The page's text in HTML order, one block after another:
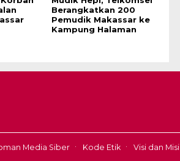
Berangkatkan 200
Pemudik Makassar ke
Kampung Halaman
Media Siber Kode Etik Visi dan Misi